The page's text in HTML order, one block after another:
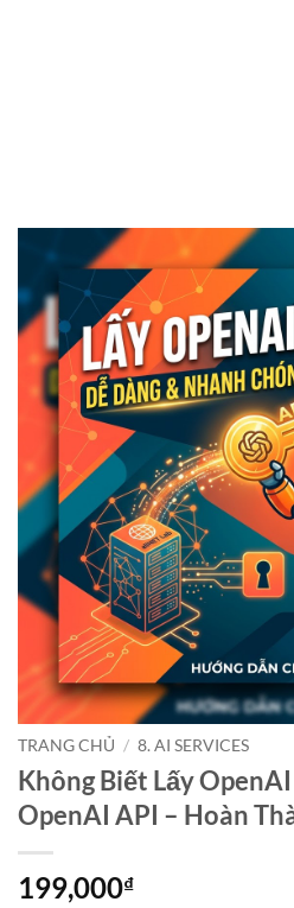
TRANG CHỦ / 8. AI SERVICES
Không Biết Lấy
OpenAI API – Hoàn
199,000₫